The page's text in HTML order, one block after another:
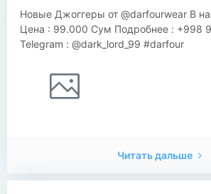
Новые Джоггеры от @darfourwear В
Цена : 99.000 Сум Подробнее : +998
Telegram : @dark_lord_99 #darfour
Читать дальше